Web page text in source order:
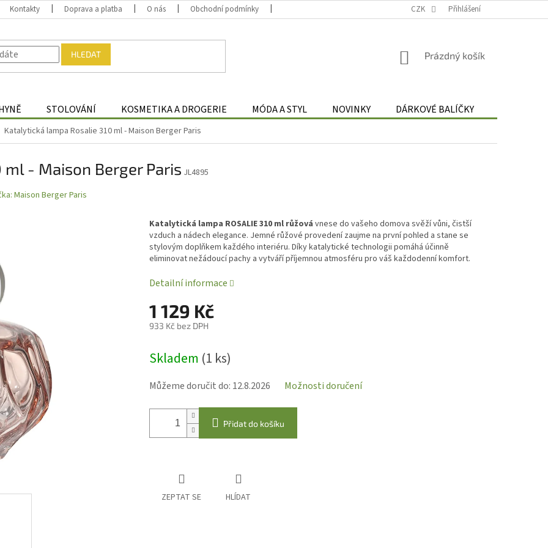
Kontakty Doprava a platba O nás Obchodní podmínky Odstoupení od smlouvy
CZK Přihlášení
HLEDAT
NÁKUPNÍ
Prázdný košík
STOLOVÁNÍ KOSMETIKA A DROGERIE MÓDA A STYL NOVINKY DÁRKOVÉ BALÍČKY
Katalytická lampa Rosalie 310 ml - Maison Berger Paris
- Maison Berger Paris JL4895
Maison Berger Paris
1 129 Kč
933 Kč bez DPH
cena:
Skladem (1 ks)
Můžeme doručit do: 12.8.2026 Možnosti doručení
Přidat do košíku
Katalytická lampa ROSALIE 310 ml růžová vnese do vašeho domova svěží vůni, čistší
vzduch a nádech elegance. Jemné růžové provedení zaujme na první pohled a stane se
stylovým doplňkem každého interiéru. Díky katalytické technologii pomáhá účinně
eliminovat nežádoucí pachy a vytváří příjemnou atmosféru pro váš každodenní komfort.
Detailní informace
ZEPTAT SE HLÍDAT